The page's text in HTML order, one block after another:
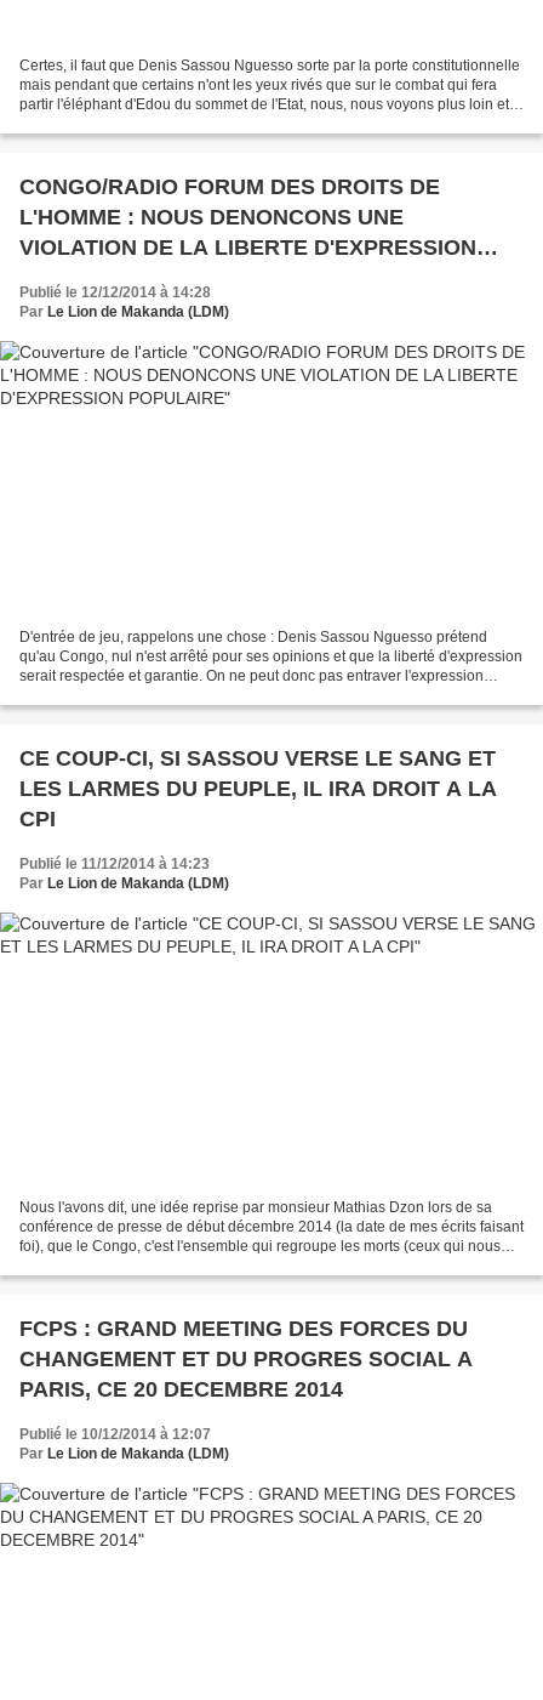
Certes, il faut que Denis Sassou Nguesso sorte par la porte constitutionnelle
mais pendant que certains n'ont les yeux rivés que sur le combat qui fera
partir l'éléphant d'Edou du sommet de l'Etat, nous, nous voyons plus loin et,
CONGO/RADIO FORUM DES DROITS DE
L'HOMME : NOUS DENONCONS UNE
VIOLATION DE LA LIBERTE D'EXPRESSION
POPULAIRE
Publié le 12/12/2014 à 14:28
Par Le Lion de Makanda (LDM)
D'entrée de jeu, rappelons une chose : Denis Sassou Nguesso prétend
qu'au Congo, nul n'est arrêté pour ses opinions et que la liberté d'expression
serait respectée et garantie. On ne peut donc pas entraver l'expression
CE COUP-CI, SI SASSOU VERSE LE SANG ET
LES LARMES DU PEUPLE, IL IRA DROIT A LA
CPI
Publié le 11/12/2014 à 14:23
Par Le Lion de Makanda (LDM)
Nous l'avons dit, une idée reprise par monsieur Mathias Dzon lors de sa
conférence de presse de début décembre 2014 (la date de mes écrits faisant
foi), que le Congo, c'est l'ensemble qui regroupe les morts (ceux qui nous
FCPS : GRAND MEETING DES FORCES DU
CHANGEMENT ET DU PROGRES SOCIAL A
PARIS, CE 20 DECEMBRE 2014
Publié le 10/12/2014 à 12:07
Par Le Lion de Makanda (LDM)